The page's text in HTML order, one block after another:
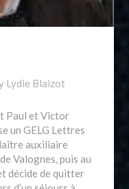
Lydie Blaizot
Paul et Victor
un GELG Lettres
auxiliaire
Valognes, puis au
décide de quitter